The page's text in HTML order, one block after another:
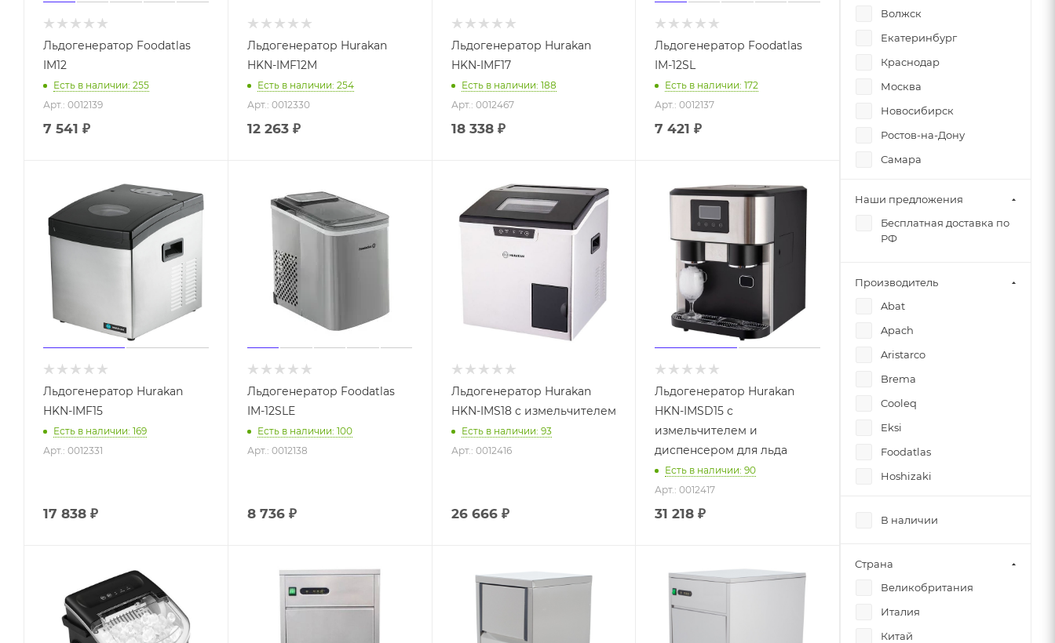
Льдогенератор Foodatlas
IM12
Есть в наличии: 255
Арт.: 0012139
7 541 ₽
Льдогенератор Hurakan
HKN-IMF12M
Есть в наличии: 254
Арт.: 0012330
12 263₽
Льдогенератор Hurakan
HKN-IMF17
Есть в наличии: 188
Арт.: 0012467
18 338₽
Льдогенератор Foodatlas
IM-12SL
Есть в наличии: 172
Арт.: 0012137
7 421 ₽
Льдогенератор Hurakan
HKN-IMF15
Есть в наличии: 169
Арт.: 0012331
17 838 ₽
Льдогенератор Foodatlas
IM-12SLE
Есть в наличии: 100
Арт.: 0012138
8 736₽
Льдогенератор Hurakan
HKN-IMS18 с измельчителем
Есть в наличии: 93
Арт.: 0012416
26 666₽
Льдогенератор Hurakan
HKN-IMSD15 с
измельчителем и
диспенсером для льда
Есть в наличии: 90
Арт.: 0012417
31 218 ₽
Волжск
Екатеринбург
Краснодар
Москва
Новосибирск
Ростов-на-Дону
Самара
Симферополь
Наши предложения
Бесплатная доставка по
РФ
Производитель
Abat
Apach
Aristarco
Brema
Cooleq
Eksi
Foodatlas
Hoshizaki
Koreco
В наличии
Страна
Великобритания
Италия
Китай